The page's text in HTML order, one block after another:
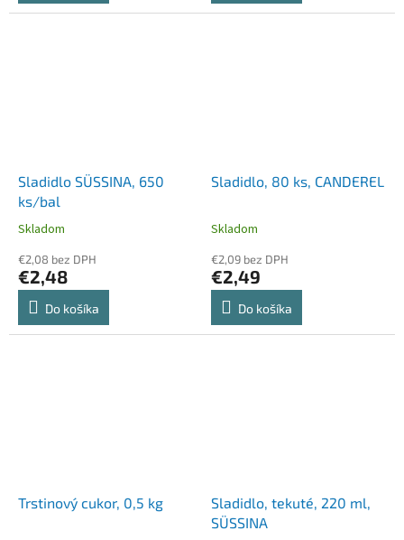
Sladidlo SÜSSINA, 650
ks/bal
Skladom
€2,08 bez DPH
€2,48
Do košíka
Sladidlo, 80 ks, CANDEREL
Skladom
€2,09 bez DPH
€2,49
Do košíka
Trstinový cukor, 0,5 kg
Sladidlo, tekuté, 220 ml,
SÜSSINA